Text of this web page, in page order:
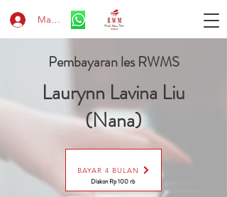
Masuk
Pembayaran les RWMS
Laurynn Lavina Liu
(Nana)
BAYAR 4 BULAN
Diskon Rp 100 rb